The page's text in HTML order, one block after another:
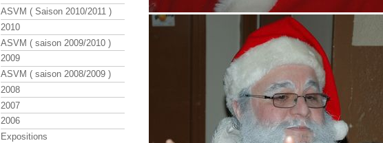
ASVM ( Saison 2010/2011 )
2010
ASVM ( saison 2009/2010 )
2009
ASVM ( saison 2008/2009 )
2008
2007
2006
Expositions